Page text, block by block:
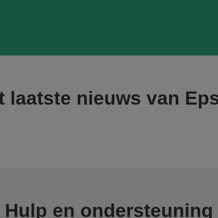
laatste nieuws van
Hulp en ondersteuning